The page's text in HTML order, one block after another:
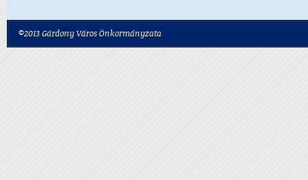
©2013 Gárdony Város Önkormányzata